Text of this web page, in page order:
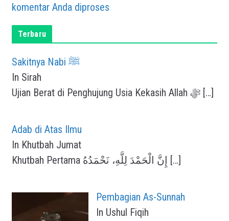
komentar Anda diproses
Terbaru
Sakitnya Nabi ﷺ
In Sirah
Ujian Berat di Penghujung Usia Kekasih Allah ﷻ […]
Adab di Atas Ilmu
In Khutbah Jumat
[…]
Pembagian As-Sunnah
In Ushul Fiqih